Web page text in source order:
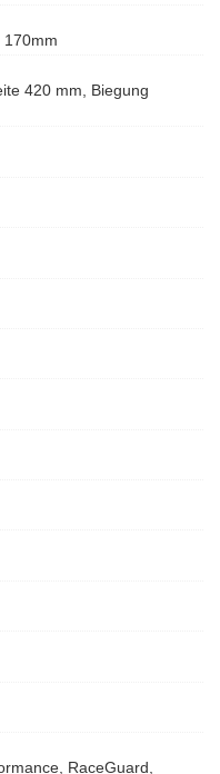
170mm
420 mm, Biegung
RaceGuard,